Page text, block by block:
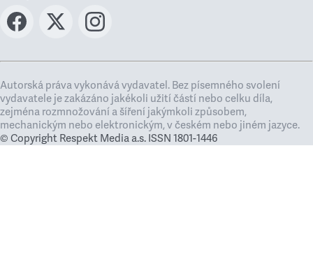
Autorská práva vykonává vydavatel. Bez písemného svolení
vydavatele je zakázáno jakékoli užití částí nebo celku díla,
zejména rozmnožování a šíření jakýmkoli způsobem,
mechanickým nebo elektronickým, v českém nebo jiném jazyce.
© Copyright Respekt Media a.s. ISSN 1801-1446